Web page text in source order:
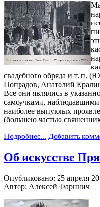
свадебного обряда и т. п.
Попрадов, Анатолий
Все они являлись в
самоучками, наблюдавшими
наиболее выпуклых
(большею частью
Подробнее... Добавить
Об искусстве
Опубликовано: 25 апреля
Автор: Алексей Фарннич